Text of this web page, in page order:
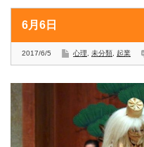
6月6日
2017/6/5 心理 未分類 起業